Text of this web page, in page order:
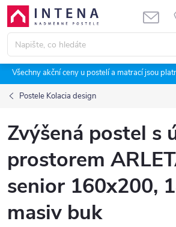
Přejít
obsah
Všechny akční ceny u postelí a matrací jsou
Postele Kolacia design
Zvýšená postel s
prostorem
senior 160x200,
masiv buk